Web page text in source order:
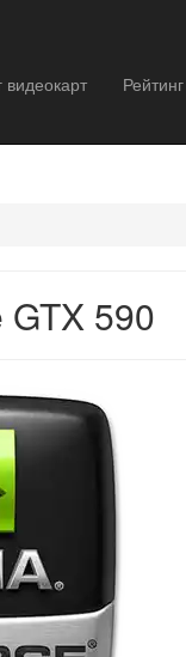
видеокарт
590